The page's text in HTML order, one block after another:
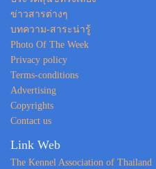
ข่าวสารต่างๆ
บทความ-สาระน่ารู้
Photo Of The Week
Privacy policy
Terms-conditions
Advertising
Copyrights
Contact us
Link Web
The Kennel Association of Thailand